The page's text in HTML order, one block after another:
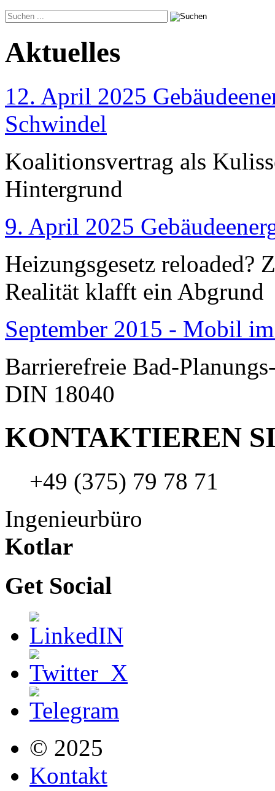
Aktuelles
12. April 2025
Schwindel
Koalitionsvertrag als
Hintergrund
9. April 2025
Heizungsgesetz reloaded?
Realität klafft ein Abgrund
September 2015 - Mobil
Barrierefreie Bad-
DIN 18040
KONTAKTIEREN
+49 (375) 79 78 71
Ingenieurbüro
Kotlar
Get Social
© 2025
Kontakt